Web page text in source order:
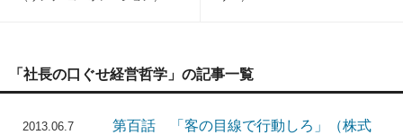
「社長の口ぐせ経営哲学」の記事一覧
2013.06.7
第百話 「客の目線で行動しろ」（株式